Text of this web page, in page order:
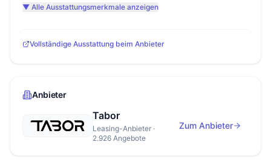
▼ Alle Ausstattungsmerkmale anzeigen
Vollständige Ausstattung beim Anbieter
Anbieter
Tabor
Leasing-Anbieter ·
2.926 Angebote
Zum Anbieter